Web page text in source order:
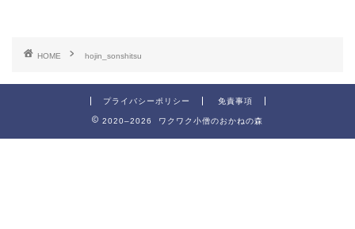
HOME hojin_sonshitsu
プライバシーポリシー 免責事項
2020–2026 ワクワク小僧のおかねの森